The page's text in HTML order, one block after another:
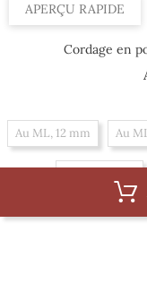
APERÇU RAPIDE
Cordage en
Au ML, 12 mm Au
Par 100 m, 18 mm